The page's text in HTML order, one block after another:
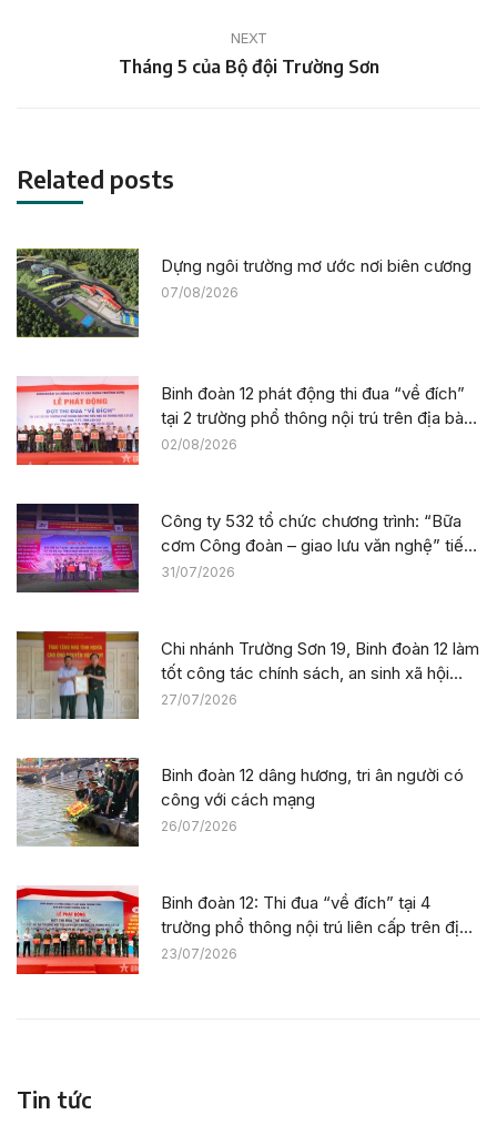
NEXT
Next
Tháng 5 của Bộ đội Trường Sơn
Related posts
Dựng ngôi trường mơ ước nơi biên cương
07/08/2026
Binh đoàn 12 phát động thi đua “về đích”
tại 2 trường phổ thông nội trú trên địa bàn
tỉnh Lào Cai
02/08/2026
Công ty 532 tổ chức chương trình: “Bữa
cơm Công đoàn – giao lưu văn nghệ” tiếp
sức công trường tại dự án Trường phổ
31/07/2026
Chi nhánh Trường Sơn 19, Binh đoàn 12 làm
tốt công tác chính sách, an sinh xã hội
nhân kỷ niệm 79 năm Ngày Thương binh –
27/07/2026
Binh đoàn 12 dâng hương, tri ân người có
công với cách mạng
26/07/2026
Binh đoàn 12: Thi đua “về đích” tại 4
trường phổ thông nội trú liên cấp trên địa
bàn tỉnh Thanh Hóa
23/07/2026
Tin tức